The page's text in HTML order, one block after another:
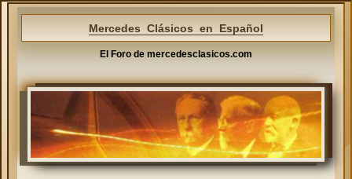
Mercedes Clásicos en Español
El Foro de mercedesclasicos.com